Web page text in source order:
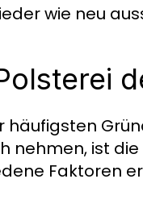
wie neu
häufigsten
nehmen, ist
Faktoren